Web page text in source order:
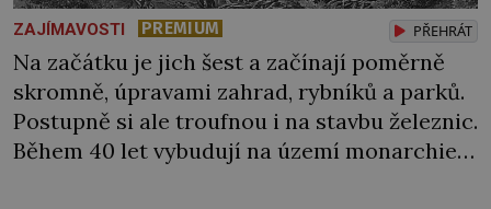
ZAJÍMAVOSTI PREMIUM PŘEHRÁT
Na začátku je jich šest a začínají poměrně
skromně, úpravami zahrad, rybníků a parků.
Postupně si ale troufnou i na stavbu železnic.
Během 40 let vybudují na území monarchie